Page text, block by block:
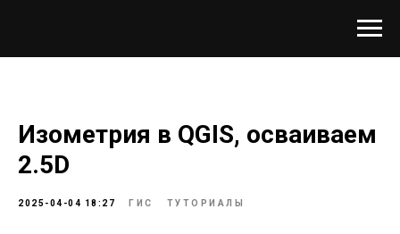
Изометрия в QGIS, осваиваем
2.5D
2025-04-04 18:27 ГИС ТУТОРИАЛЫ